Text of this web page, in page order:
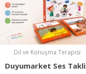
Eğitici Kartlar